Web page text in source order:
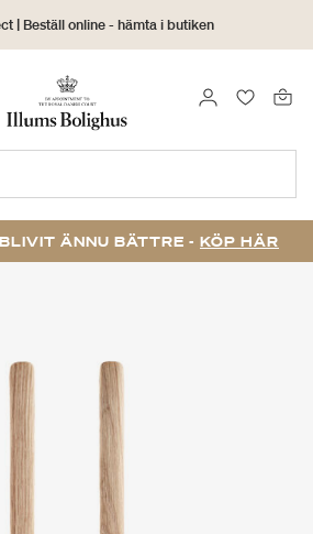
| Beställ online - hämta i butiken
30 dagars returrätt
LOGGA IN
ÄNNU BÄTTRE - KÖP HÄR